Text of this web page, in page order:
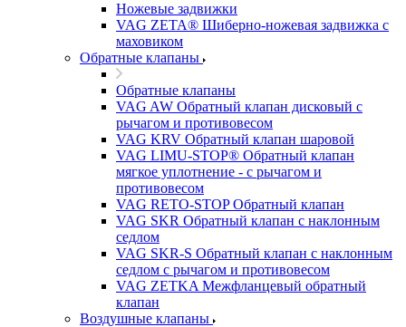
Ножевые задвижки
VAG ZETA® Шиберно-ножевая задвижка с
маховиком
Обратные клапаны
Обратные клапаны
VAG AW Обратный клапан дисковый с
рычагом и противовесом
VAG KRV Обратный клапан шаровой
VAG LIMU-STOP® Обратный клапан
мягкое уплотнение - с рычагом и
противовесом
VAG RETO-STOP Обратный клапан
VAG SKR Обратный клапан с наклонным
седлом
VAG SKR-S Обратный клапан с наклонным
седлом с рычагом и противовесом
VAG ZETKA Межфланцевый обратный
клапан
Воздушные клапаны